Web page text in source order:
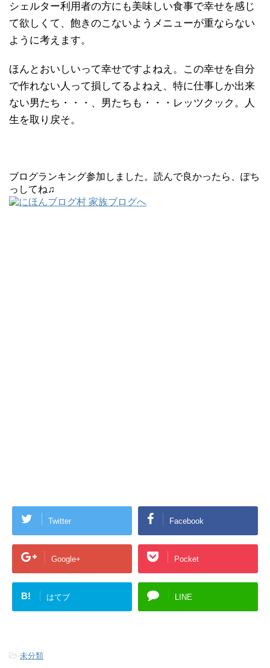
シェルター利用者の方にも美味しい食事で幸せを感じ
て欲しくて、飽きのこないようメニューが重ならない
ように考えます。
ほんとおいしいって幸せですよねえ。この幸せを自分
で作れない人って損してるよねえ、特に仕事しか出来
ない男たち・・・、男たちも・・・レッツクック。人
生を取り戻そ。
ブログランキング参加しました。読んで良かったら、ぽち
っしてね♫
Twitter Facebook
Google+ Pocket
B! はてブ LINE
-未分類